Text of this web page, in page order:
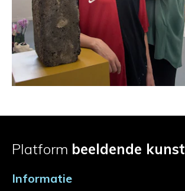
Platform beeldende kunst
Informatie